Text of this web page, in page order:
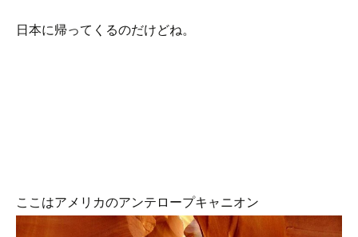
日本に帰ってくるのだけどね。
ここはアメリカのアンテロープキャニオン